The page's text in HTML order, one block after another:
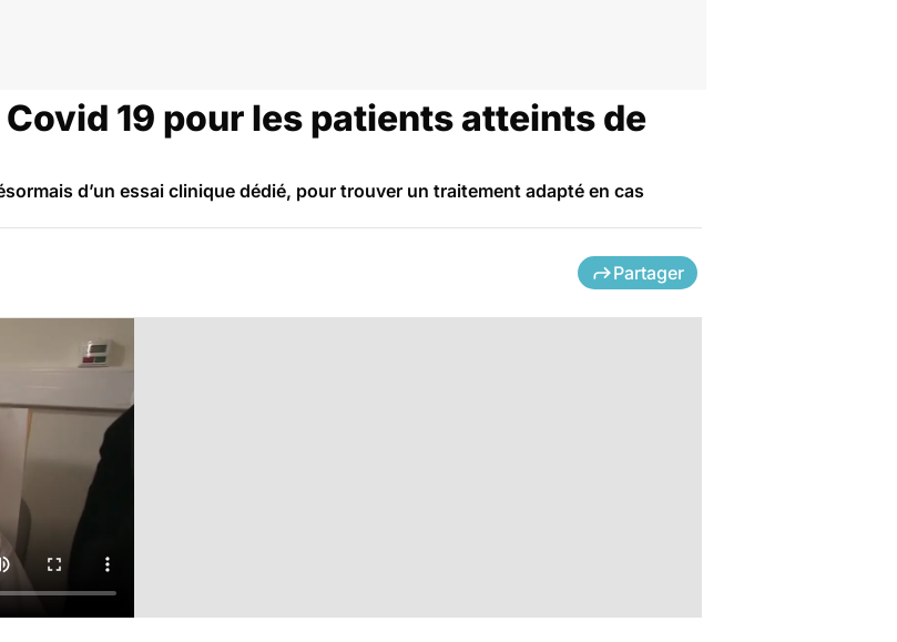
19 pour les patients atteints de
d’un essai clinique dédié, pour trouver un traitement adapté en cas
Partager